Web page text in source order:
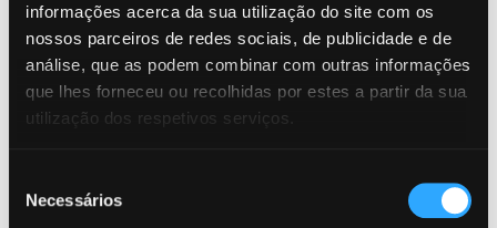
informações acerca da sua utilização do site com os
nossos parceiros de redes sociais, de publicidade e de
análise, que as podem combinar com outras informações
que lhes forneceu ou recolhidas por estes a partir da sua
utilização dos respetivos serviços.
Necessários
A Fundação Inatel assinala o seu 90.º